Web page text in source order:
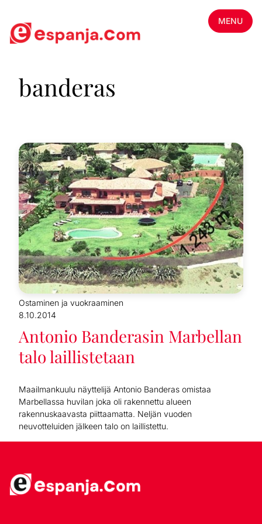
MENU
banderas
Ostaminen ja vuokraaminen
8.10.2014
Antonio Banderasin Marbellan
talo laillistetaan
Maailmankuulu näyttelijä Antonio Banderas omistaa
Marbellassa huvilan joka oli rakennettu alueen
rakennuskaavasta piittaamatta. Neljän vuoden
neuvotteluiden jälkeen talo on laillistettu.